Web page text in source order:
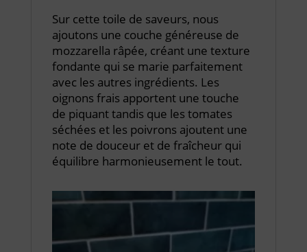
Sur cette toile de saveurs, nous
ajoutons une couche généreuse de
mozzarella râpée, créant une texture
fondante qui se marie parfaitement
avec les autres ingrédients. Les
oignons frais apportent une touche
de piquant tandis que les tomates
séchées et les poivrons ajoutent une
note de douceur et de fraîcheur qui
équilibre harmonieusement le tout.